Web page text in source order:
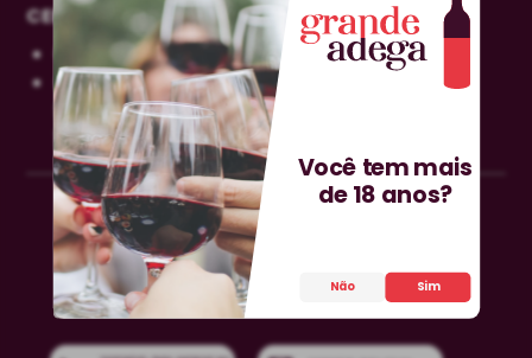
CENTRAL DE DÚVIDAS
0800-606-0566
sac@grandeadega.com.br
Segunda à sexta, das 9h às 12h e das 13h às
18h.
Você tem mais
de 18 anos?
Não Sim